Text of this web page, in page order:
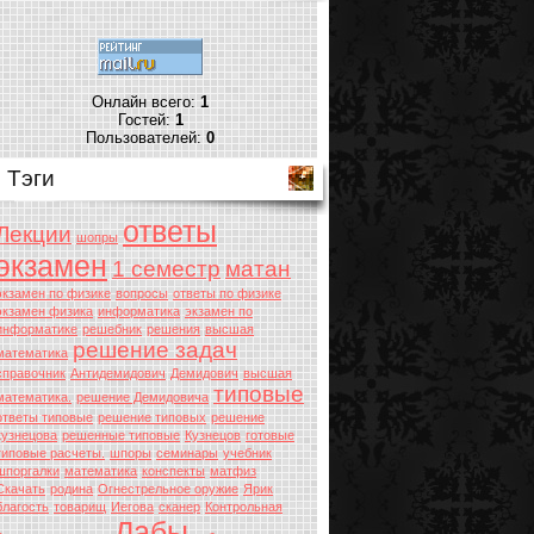
Онлайн всего:1
Гостей:1
Пользователей:0
Тэги
шопры ответы
1 семестрматан
по физике вопросы ответы по физике
физика информатика экзамен по
решебник решения высшая
решение задач
Антидемидович Демидович высшая
решение Демидовича типовые
типовые решение типовых решение
решенные типовые Кузнецов готовые
расчеты. шпоры семинары учебник
математика конспекты матфиз
родина Огнестрельное оружие Ярик
товарищ Иегова сканер Контрольная